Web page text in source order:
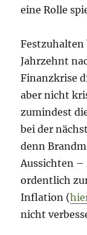
eine Rolle
Festzuhalten
Jahrzehnt
Finanzkrise
aber nicht
zumindest
bei der
denn
Aussichten –
ordentlich
Inflation (
nicht